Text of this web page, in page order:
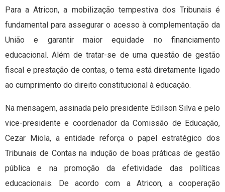
Para a Atricon, a mobilização tempestiva dos Tribunais é
fundamental para assegurar o acesso à complementação da
União e garantir maior equidade no financiamento
educacional. Além de tratar-se de uma questão de gestão
fiscal e prestação de contas, o tema está diretamente ligado
ao cumprimento do direito constitucional à educação.
Na mensagem, assinada pelo presidente Edilson Silva e pelo
vice-presidente e coordenador da Comissão de Educação,
Cezar Miola, a entidade reforça o papel estratégico dos
Tribunais de Contas na indução de boas práticas de gestão
pública e na promoção da efetividade das políticas
educacionais. De acordo com a Atricon, a cooperação